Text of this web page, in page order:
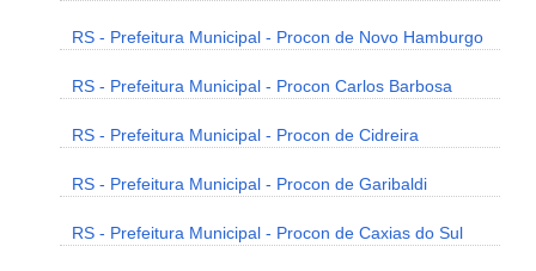
RS - Prefeitura Municipal - Procon de Novo Hamburgo
RS - Prefeitura Municipal - Procon Carlos Barbosa
RS - Prefeitura Municipal - Procon de Cidreira
RS - Prefeitura Municipal - Procon de Garibaldi
RS - Prefeitura Municipal - Procon de Caxias do Sul